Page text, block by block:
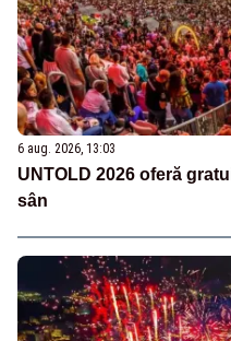
6 aug. 2026, 13:03
UNTOLD 2026 oferă
sân